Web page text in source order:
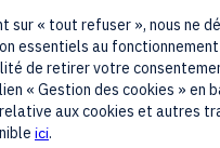
sur « tout refuser », nous ne
essentiels au
de retirer votre
« Gestion des cookies » en
aux cookies et autres
ici.